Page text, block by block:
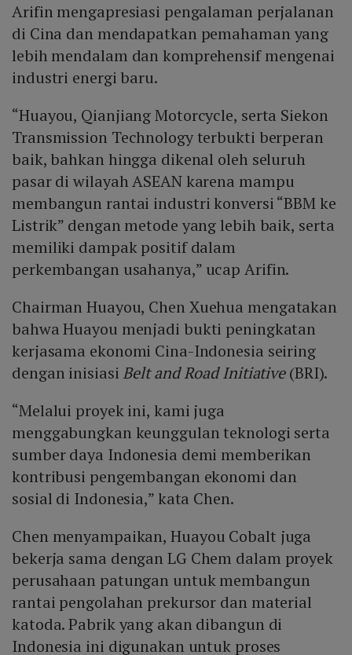
Arifin mengapresiasi pengalaman perjalanan
di Cina dan mendapatkan pemahaman yang
lebih mendalam dan komprehensif mengenai
industri energi baru.
“Huayou, Qianjiang Motorcycle, serta Siekon
Transmission Technology terbukti berperan
baik, bahkan hingga dikenal oleh seluruh
pasar di wilayah ASEAN karena mampu
membangun rantai industri konversi “BBM ke
Listrik” dengan metode yang lebih baik, serta
memiliki dampak positif dalam
perkembangan usahanya,” ucap Arifin.
Chairman Huayou, Chen Xuehua mengatakan
bahwa Huayou menjadi bukti peningkatan
kerjasama ekonomi Cina-Indonesia seiring
dengan inisiasi Belt and Road Initiative(BRI).
“Melalui proyek ini, kami juga
menggabungkan keunggulan teknologi serta
sumber daya Indonesia demi memberikan
kontribusi pengembangan ekonomi dan
sosial di Indonesia,” kata Chen.
Chen menyampaikan, Huayou Cobalt juga
bekerja sama dengan LG Chem dalam proyek
perusahaan patungan untuk membangun
rantai pengolahan prekursor dan material
katoda. Pabrik yang akan dibangun di
Indonesia ini digunakan untuk proses